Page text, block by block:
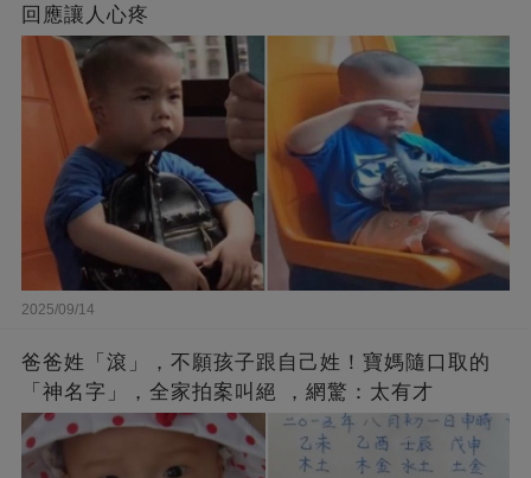
回應讓人心疼
2025/09/14
爸爸姓「滾」，不願孩子跟自己姓！寶媽隨口取的
「神名字」，全家拍案叫絕 ，網驚：太有才